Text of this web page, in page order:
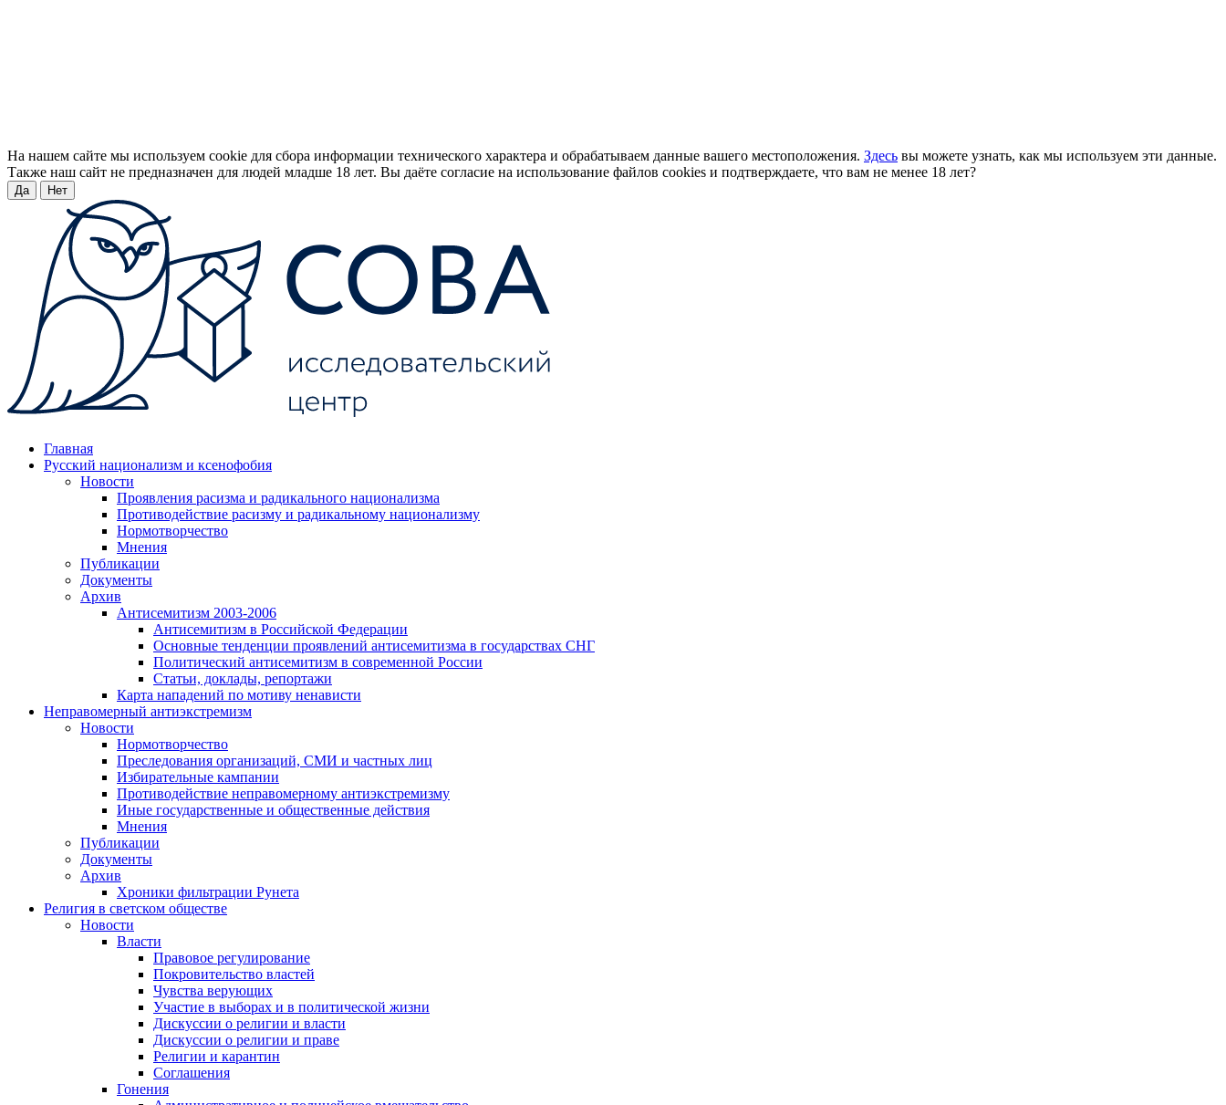
На нашем сайте мы используем cookie для сбора информации технического характера и обрабатываем данные вашего местоположения. Здесь вы можете узнать, как мы используем эти данные.
Также наш сайт не предназначен для людей младше 18 лет. Вы даёте согласие на использование файлов cookies и подтверждаете, что вам не менее 18 лет?
Да Нет
Главная
Русский национализм и ксенофобия
Новости
Проявления расизма и радикального национализма
Противодействие расизму и радикальному национализму
Нормотворчество
Мнения
Публикации
Документы
Архив
Антисемитизм 2003-2006
Антисемитизм в Российской Федерации
Основные тенденции проявлений антисемитизма в государствах СНГ
Политический антисемитизм в современной России
Статьи, доклады, репортажи
Карта нападений по мотиву ненависти
Неправомерный антиэкстремизм
Новости
Нормотворчество
Преследования организаций, СМИ и частных лиц
Избирательные кампании
Противодействие неправомерному антиэкстремизму
Иные государственные и общественные действия
Мнения
Публикации
Документы
Архив
Хроники фильтрации Рунета
Религия в светском обществе
Новости
Власти
Правовое регулирование
Покровительство властей
Чувства верующих
Участие в выборах и в политической жизни
Дискуссии о религии и власти
Дискуссии о религии и праве
Религии и карантин
Соглашения
Гонения